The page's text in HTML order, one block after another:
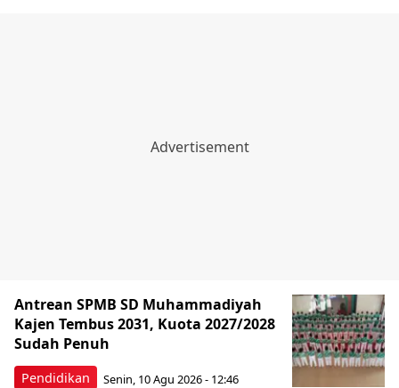
Pendidikan
Antrean SPMB SD Muhammadiyah
Kajen Tembus 2031, Kuota 2027/2028
Sudah Penuh
Senin, 10 Agu 2026 - 12:46